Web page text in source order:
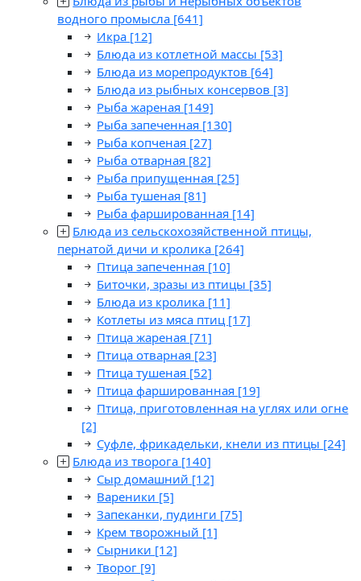
водного промысла [641]
Икра [12]
Блюда из котлетной массы [53]
Блюда из морепродуктов [64]
Блюда из рыбных консервов [3]
Рыба жареная [149]
Рыба запеченная [130]
Рыба копченая [27]
Рыба отварная [82]
Рыба припущенная [25]
Рыба тушеная [81]
Рыба фаршированная [14]
Блюда из сельскохозяйственной птицы,
пернатой дичи и кролика [264]
Птица запеченная [10]
Биточки, зразы из птицы [35]
Блюда из кролика [11]
Котлеты из мяса птиц [17]
Птица жареная [71]
Птица отварная [23]
Птица тушеная [52]
Птица фаршированная [19]
Птица, приготовленная на углях или огне
[2]
Суфле, фрикадельки, кнели из птицы [24]
Блюда из творога [140]
Сыр домашний [12]
Вареники [5]
Запеканки, пудинги [75]
Крем творожный [1]
Сырники [12]
Творог [9]